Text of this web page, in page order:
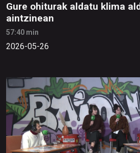
Gure ohiturak aldatu klima
aintzinean
57:40 min
2026-05-26